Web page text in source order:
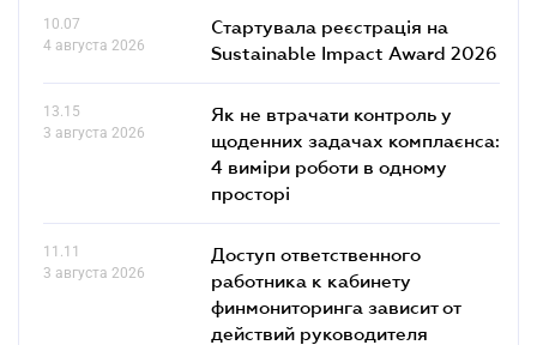
10.07
4 августа 2026
Стартувала реєстрація на
Sustainable Impact Award 2026
13.15
3 августа 2026
Як не втрачати контроль у
щоденних задачах комплаєнса:
4 виміри роботи в одному
просторі
11.11
3 августа 2026
Доступ ответственного
работника к кабинету
финмониторинга зависит от
действий руководителя